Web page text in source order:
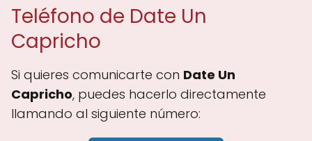
Teléfono de Date Un
Capricho
Si quieres comunicarte con Date Un
Capricho, puedes hacerlo directamente
llamando al siguiente número: